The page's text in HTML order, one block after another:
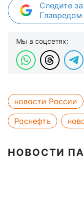
Следите
Главредом
Мы в соцсетях:
новости России
Роснефть
НОВОСТИ